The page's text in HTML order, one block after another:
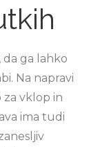
da ga lahko
Na napravi
za vklop in
ima tudi